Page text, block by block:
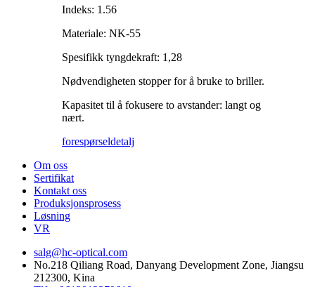
Indeks: 1.56
Materiale: NK-55
Spesifikk tyngdekraft: 1,28
Nødvendigheten stopper for å bruke to briller.
Kapasitet til å fokusere to avstander: langt og
nært.
forespørseldetalj
Om oss
Sertifikat
Kontakt oss
Produksjonsprosess
Løsning
VR
salg@hc-optical.com
No.218 Qiliang Road, Danyang Development Zone, Jiangsu
212300, Kina